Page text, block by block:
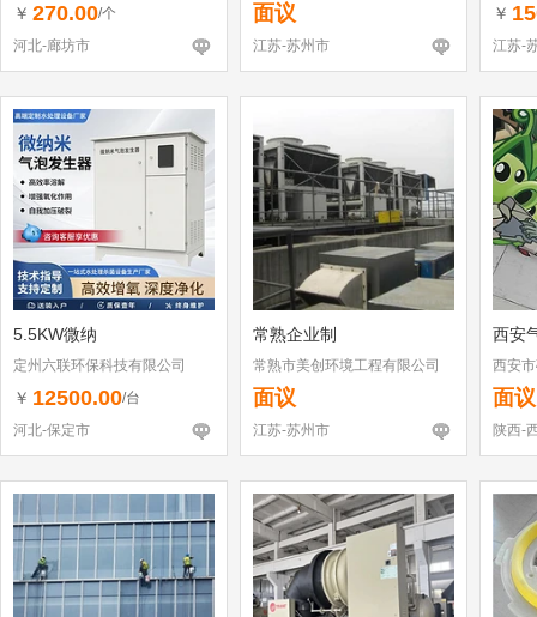
￥ 270.00/个
河北-廊坊市
面议
江苏-苏州市
￥
江苏-
5.5KW微纳
定州六联环保科技有限公司
￥ 12500.00/台
河北-保定市
常熟企业制
常熟市美创环境工程有限公司
面议
江苏-苏州市
西安
西安
面议
陕西-